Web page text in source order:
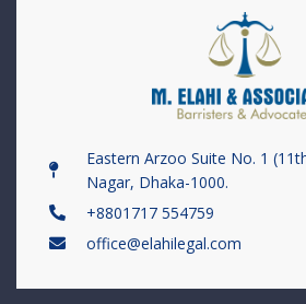
Eastern Arzoo Suite No. 1
Nagar, Dhaka-1000.
+8801717 554759
office@elahilegal.com